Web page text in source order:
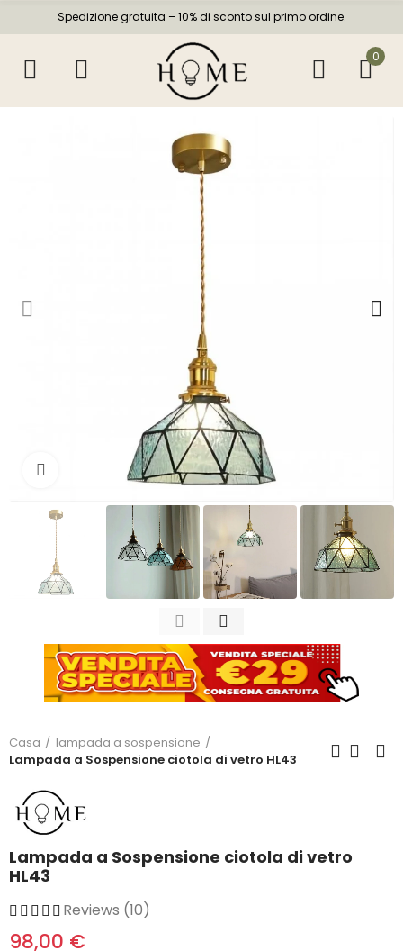
Spedizione gratuita – 10% di sconto sul primo ordine.
0
Clicca per ingrandire
Casa
lampada a sospensione
Lampada a Sospensione ciotola di vetro HL43
Lampada a Sospensione ciotola di vetro
HL43
Reviews (10)
98,00 €